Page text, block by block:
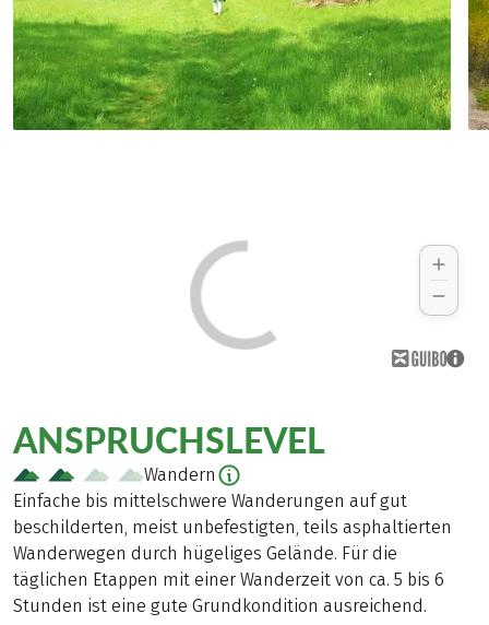
ANSPRUCHSLEVEL
Wandern
Einfache bis mittelschwere Wanderungen auf gut
beschilderten, meist unbefestigten, teils asphaltierten
Wanderwegen durch hügeliges Gelände. Für die
täglichen Etappen mit einer Wanderzeit von ca. 5 bis 6
Stunden ist eine gute Grundkondition ausreichend.